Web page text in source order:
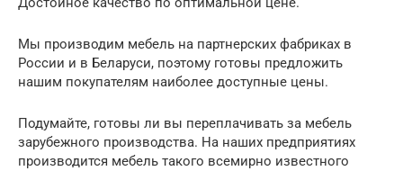
Мы производим мебель на партнерских фабриках в
России и в Беларуси, поэтому готовы предложить
нашим покупателям наиболее доступные цены.
Подумайте, готовы ли вы переплачивать за мебель
зарубежного производства. На наших предприятиях
производится мебель такого всемирно известного